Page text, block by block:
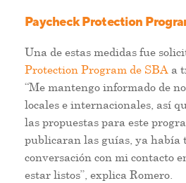
Paycheck Protection
Una de estas medidas fue
Protection Program de SBA a
“Me mantengo informado de
locales e internacionales, así
las propuestas para este
publicaran las guías, ya había
conversación con mi contacto
estar listos”, explica Romero.